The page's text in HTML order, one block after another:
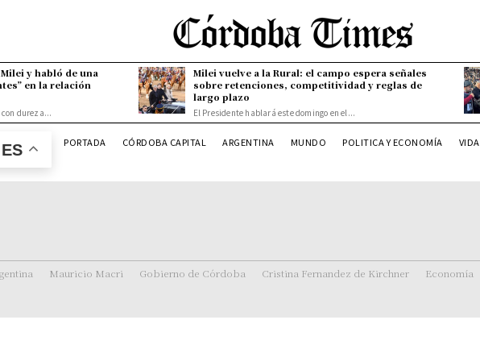
y habló de una
en la relación
dureza...
Milei vuelve a la Rural: el campo espera señales
sobre retenciones, competitividad y reglas de
largo plazo
El Presidente hablará este domingo en el...
ES PORTADA CÓRDOBA CAPITAL ARGENTINA MUNDO POLITICA Y ECONOMÍA VIDA
Mauricio Macri Gobierno de Córdoba Cristina Fernandez de Kirchner Economía